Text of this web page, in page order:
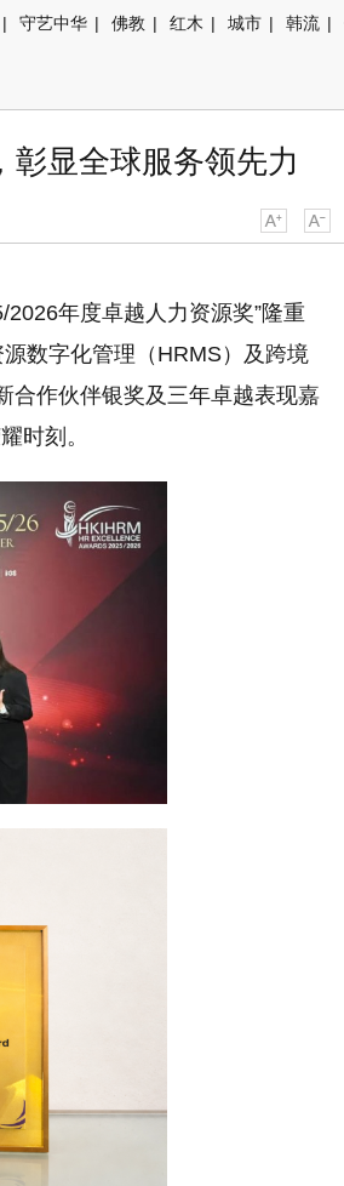
| 守艺中华 | 佛教 | 红木 | 城市 | 韩流 |
彰显全球服务领先力
年度卓越人力资源奖”隆重
数字化管理（HRMS）及跨境
合作伙伴银奖及三年卓越表现嘉
时刻。